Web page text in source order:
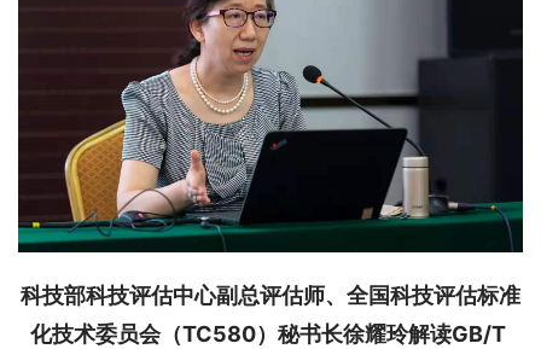
科技部科技评估中心副总评估师、全国科技评估标准
化技术委员会（TC580）秘书长徐耀玲解读GB/T